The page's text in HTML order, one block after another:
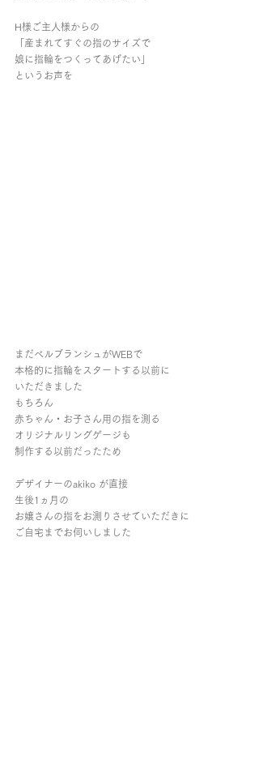
H様ご主人様からの
「産まれてすぐの指のサイズで
娘に指輪をつくってあげたい」
というお声を
まだベルブランシュがWEBで
本格的に指輪をスタートする以前に
いただきました
もちろん
赤ちゃん・お子さん用の指を測る
オリジナルリングゲージも
制作する以前だったため
デザイナーのakiko が直接
生後1ヵ月の
お嬢さんの指をお測りさせていただきに
ご自宅までお伺いしました